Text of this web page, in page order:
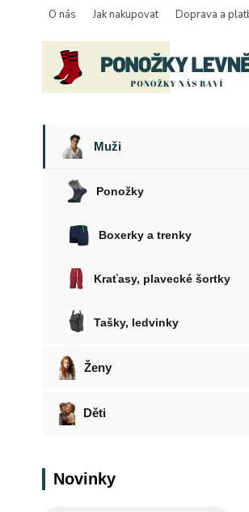
O nás Jak nakupovat Doprava a
Muži
Ponožky
Boxerky a trenky
Kraťasy, plavecké šortky
Tašky, ledvinky
Ženy
Děti
Novinky